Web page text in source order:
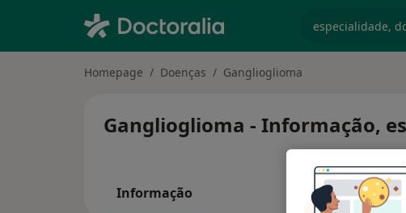
Homepage Doenças Ganglioglioma
Ganglioglioma - Informação,
Informação